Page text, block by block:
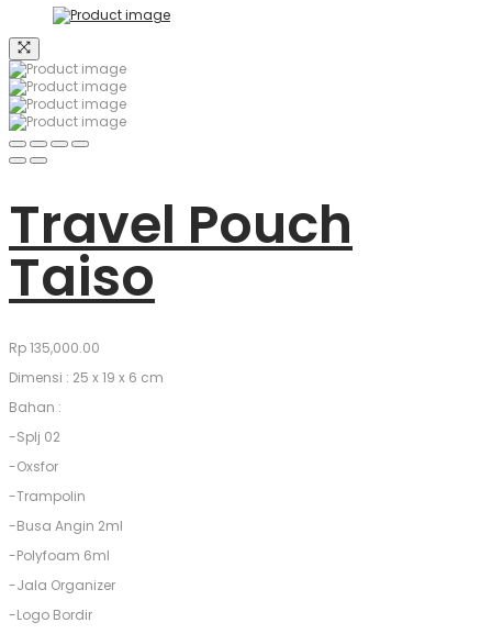
Travel Pouch
Taiso
Rp135,000.00
Dimensi : 25 x 19 x 6 cm
Bahan :
-Splj 02
-Oxsfor
-Trampolin
-Busa Angin 2ml
-Polyfoam 6ml
-Jala Organizer
-Logo Bordir